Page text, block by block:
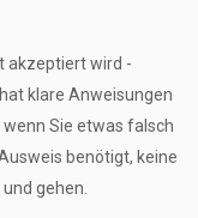
akzeptiert wird -
klare Anweisungen
Sie etwas falsch
benötigt, keine
gehen.